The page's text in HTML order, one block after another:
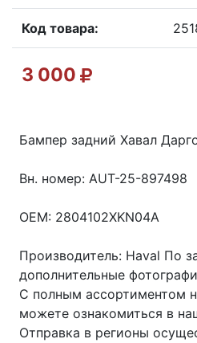
Код товара:
3 000
Бампер задний Хавал
Вн. номер: AUT-25-897498
OEM: 2804102XKN04A
Производитель: Haval По
дополнительные
С полным ассортиментом
можете ознакомиться в
Отправка в регионы